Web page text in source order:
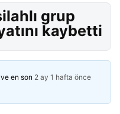
grup
kaybetti
en son 2 ay 1 hafta önce